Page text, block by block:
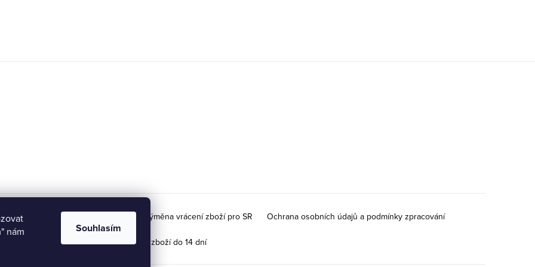
nám
Souhlasím
velikostí Doprava na Slovensko / Výměna vrácení zboží pro SR Ochrana osobních údajů a podmínky zpracování
Možnost vrácení / výměny zboží do 14 dní